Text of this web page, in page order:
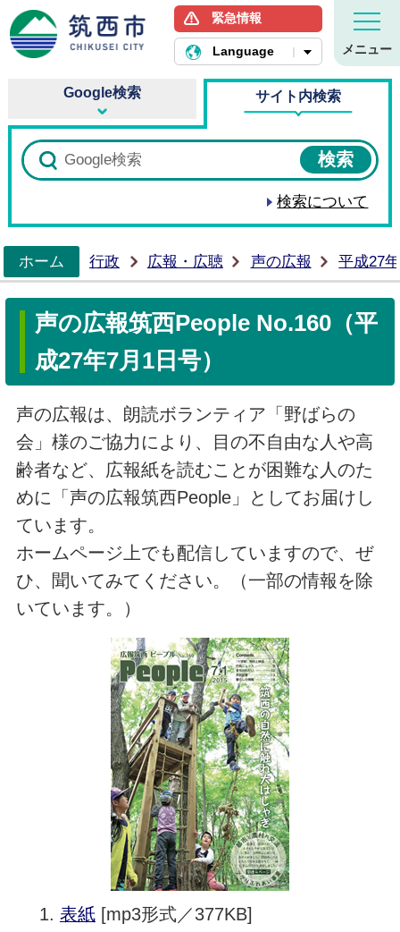
筑西市ホームページ
緊急情報
Language メニュー
Google検索 サイト内検索
検索について
ホーム
行政 広報・広聴 声の広報 平成27
声の広報筑西People No.160（平
成27年7月1日号）
声の広報は、朗読ボランティア「野ばらの
会」様のご協力により、目の不自由な人や高
齢者など、広報紙を読むことが困難な人のた
めに「声の広報筑西People」としてお届けし
ています。
ホームページ上でも配信していますので、ぜ
ひ、聞いてみてください。（一部の情報を除
いています。）
表紙[mp3形式／377KB]